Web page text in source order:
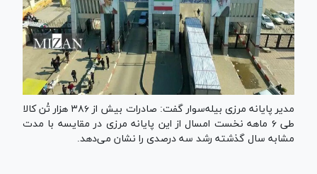
مدیر پایانه مرزی بیله‌سوار گفت: صادرات بیش از ۳۸۶ هزار تُن کالا
طی ۶ ماهه نخست امسال از این پایانه مرزی در مقایسه با مدت
مشابه سال گذشته رشد سه درصدی را نشان می‌دهد.